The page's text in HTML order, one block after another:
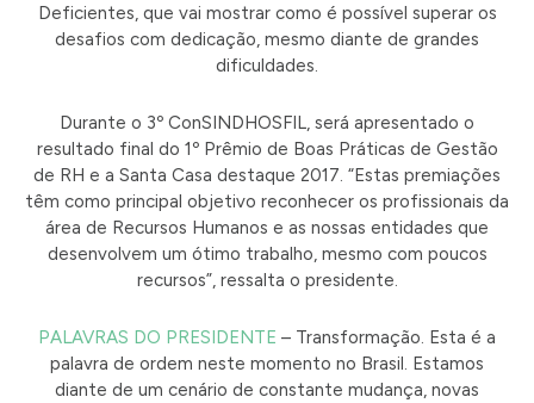
Deficientes, que vai mostrar como é possível superar os
desafios com dedicação, mesmo diante de grandes
dificuldades.
Durante o 3º ConSINDHOSFIL, será apresentado o
resultado final do 1º Prêmio de Boas Práticas de Gestão
de RH e a Santa Casa destaque 2017. “Estas premiações
têm como principal objetivo reconhecer os profissionais da
área de Recursos Humanos e as nossas entidades que
desenvolvem um ótimo trabalho, mesmo com poucos
recursos”, ressalta o presidente.
PALAVRAS DO PRESIDENTE – Transformação. Esta é a
palavra de ordem neste momento no Brasil. Estamos
diante de um cenário de constante mudança, novas